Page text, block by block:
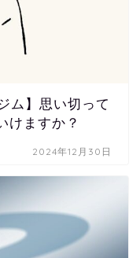
ム】思い切って
けますか？
2024年12月30日